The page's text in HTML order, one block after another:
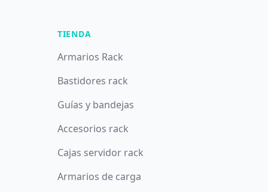
TIENDA
Armarios Rack
Bastidores rack
Guías y bandejas
Accesorios rack
Cajas servidor rack
Armarios de carga